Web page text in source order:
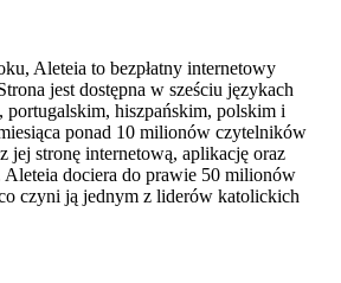
Aleteia to bezpłatny internetowy
jest dostępna w sześciu językach
portugalskim, hiszpańskim, polskim i
ponad 10 milionów czytelników
jej stronę internetową, aplikację oraz
Aleteia dociera do prawie 50 milionów
czyni ją jednym z liderów katolickich